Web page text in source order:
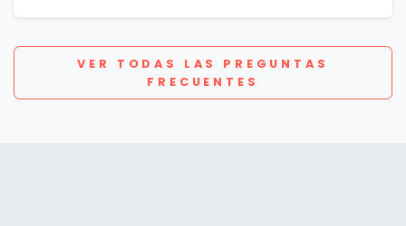
VER TODAS LAS PREGUNTAS
FRECUENTES